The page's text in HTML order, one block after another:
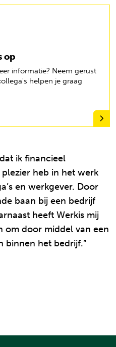
op
informatie? Neem gerust
helpen je graag
ik financieel
heb in het werk
en werkgever. Door
baan bij een bedrijf
heeft Werkis mij
om door middel van een
binnen het bedrijf.”